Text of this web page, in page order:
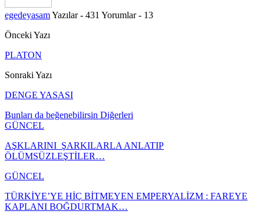
egedeyasamYazılar - 431 Yorumlar - 13
Önceki Yazı
PLATON
Sonraki Yazı
DENGE YASASI
Bunları da beğenebilirsin Diğerleri
GÜNCEL
AŞKLARINI ŞARKILARLA ANLATIP
ÖLÜMSÜZLEŞTİLER…
GÜNCEL
TÜRKİYE’YE HİÇ BİTMEYEN EMPERYALİZM : FAREYE
KAPLANI BOĞDURTMAK…